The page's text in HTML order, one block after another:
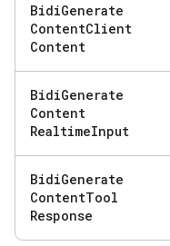
BidiGenerate
ContentClient
Content
BidiGenerate
Content
RealtimeInput
BidiGenerate
ContentTool
Response